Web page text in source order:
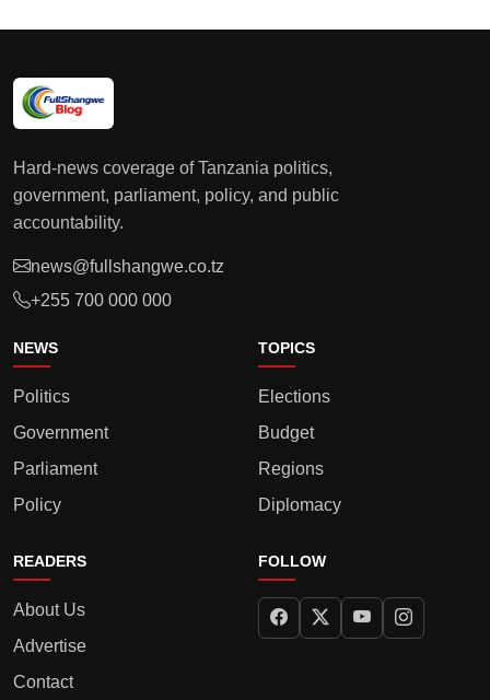
Hard-news coverage of Tanzania politics,
government, parliament, policy, and public
accountability.
news@fullshangwe.co.tz
+255 700 000 000
NEWS
Politics
Government
Parliament
Policy
TOPICS
Elections
Budget
Regions
Diplomacy
READERS
About Us
Advertise
Contact
FOLLOW